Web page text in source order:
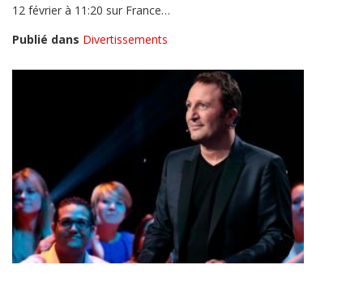
12 février à 11:20 sur France…
Publié dans Divertissements